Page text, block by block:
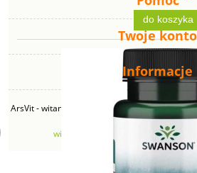
do koszyka
Twoje konto
Informacje
ArsVit - witaminyswanson.pl | ul. Zimowa 49B,
NIP: 6381219140 | REGON:
witaminyswanson@gmail.com|